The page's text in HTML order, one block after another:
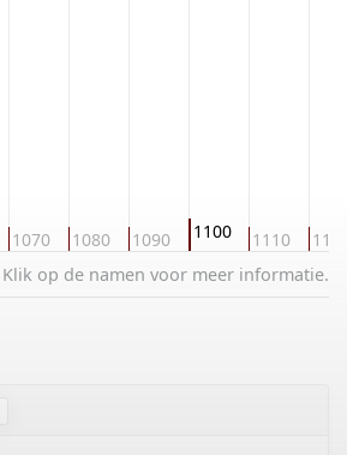
1070 1080 1090 1100 1110
Klik op de namen voor meer informatie.